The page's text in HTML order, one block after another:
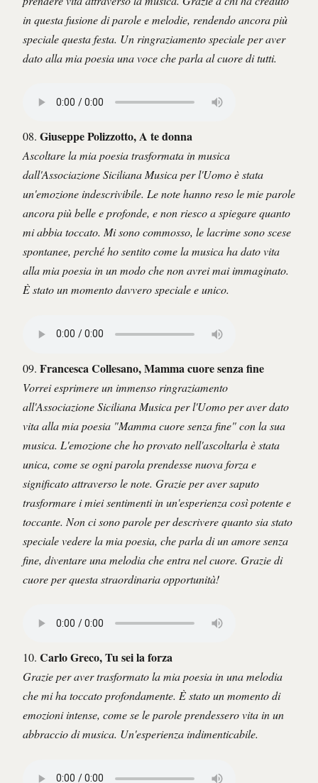
in questa fusione di parole e melodie, rendendo ancora più
speciale questa festa. Un ringraziamento speciale per aver
dato alla mia poesia una voce che parla al cuore di tutti.
08. Giuseppe Polizzotto, A te donna
Ascoltare la mia poesia trasformata in musica
dall'Associazione Siciliana Musica per l'Uomo è stata
un'emozione indescrivibile. Le note hanno reso le mie parole
ancora più belle e profonde, e non riesco a spiegare quanto
mi abbia toccato. Mi sono commosso, le lacrime sono scese
spontanee, perché ho sentito come la musica ha dato vita
alla mia poesia in un modo che non avrei mai immaginato.
È stato un momento davvero speciale e unico.
09. Francesca Collesano, Mamma cuore senza fine
Vorrei esprimere un immenso ringraziamento
all'Associazione Siciliana Musica per l'Uomo per aver dato
vita alla mia poesia "Mamma cuore senza fine" con la sua
musica. L'emozione che ho provato nell'ascoltarla è stata
unica, come se ogni parola prendesse nuova forza e
significato attraverso le note. Grazie per aver saputo
trasformare i miei sentimenti in un'esperienza così potente e
toccante. Non ci sono parole per descrivere quanto sia stato
speciale vedere la mia poesia, che parla di un amore senza
fine, diventare una melodia che entra nel cuore. Grazie di
cuore per questa straordinaria opportunità!
10. Carlo Greco, Tu sei la forza
Grazie per aver trasformato la mia poesia in una melodia
che mi ha toccato profondamente. È stato un momento di
emozioni intense, come se le parole prendessero vita in un
abbraccio di musica. Un'esperienza indimenticabile.